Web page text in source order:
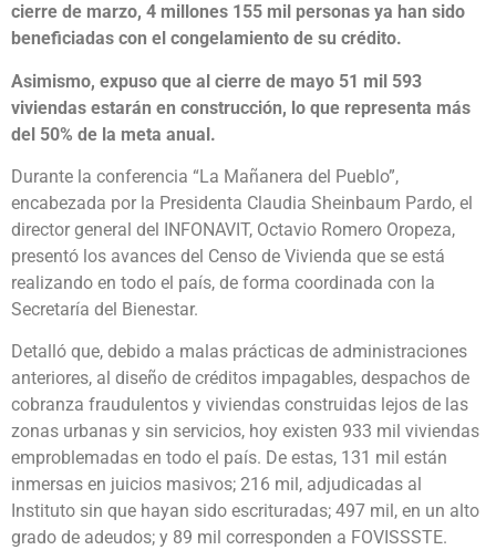
cierre de marzo, 4 millones 155 mil personas ya han sido
beneficiadas con el congelamiento de su crédito.
Asimismo, expuso que al cierre de mayo 51 mil 593
viviendas estarán en construcción, lo que representa más
del 50% de la meta anual.
Durante la conferencia “La Mañanera del Pueblo”,
encabezada por la Presidenta Claudia Sheinbaum Pardo, el
director general del INFONAVIT, Octavio Romero Oropeza,
presentó los avances del Censo de Vivienda que se está
realizando en todo el país, de forma coordinada con la
Secretaría del Bienestar.
Detalló que, debido a malas prácticas de administraciones
anteriores, al diseño de créditos impagables, despachos de
cobranza fraudulentos y viviendas construidas lejos de las
zonas urbanas y sin servicios, hoy existen 933 mil viviendas
emproblemadas en todo el país. De estas, 131 mil están
inmersas en juicios masivos; 216 mil, adjudicadas al
Instituto sin que hayan sido escrituradas; 497 mil, en un alto
grado de adeudos; y 89 mil corresponden a FOVISSSTE.